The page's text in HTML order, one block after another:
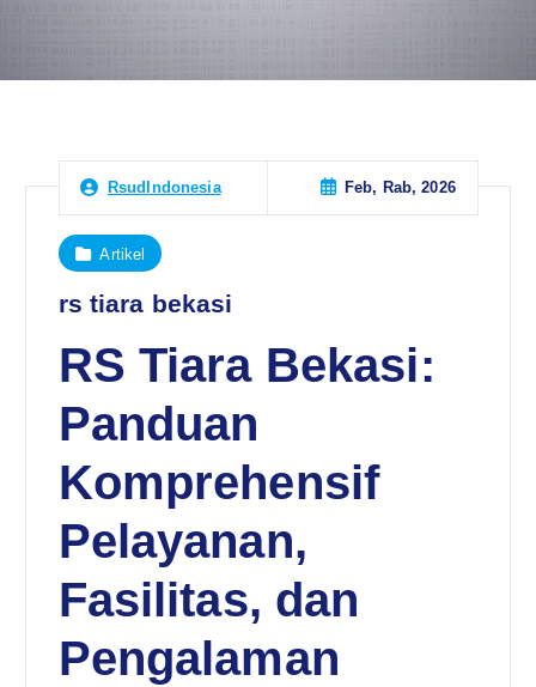
RsudIndonesia Feb, Rab, 2026
Artikel
rs tiara bekasi
RS Tiara Bekasi:
Panduan
Komprehensif
Pelayanan,
Fasilitas, dan
Pengalaman